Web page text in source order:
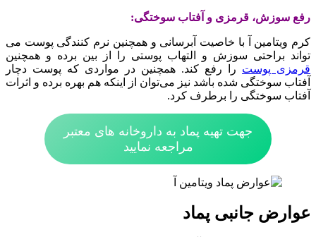
رفع سوزش، قرمزی و آفتاب سوختگی:
کرم ویتامین آ با خاصیت آبرسانی و همچنین نرم کنندگی پوست می
تواند براحتی سوزش و التهاب پوستی را از بین برده و همچنین
قرمزی پوست را رفع کند. همچنین در مواردی که پوست دچار
آفتاب سوختگی شده باشد نیز می‌توان از اینکه هم بهره برده و اثرات
آفتاب سوختگی را برطرف کرد.
جهت تهیه پماد به داروخانه های معتبر
مراجعه نمایید
عوارض جانبی پماد